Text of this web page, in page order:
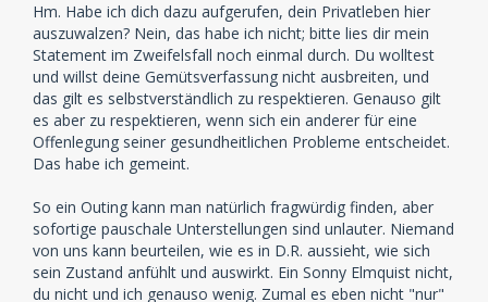
Hm. Habe ich dich dazu aufgerufen, dein Privatleben hier
auszuwalzen? Nein, das habe ich nicht; bitte lies dir mein
Statement im Zweifelsfall noch einmal durch. Du wolltest
und willst deine Gemütsverfassung nicht ausbreiten, und
das gilt es selbstverständlich zu respektieren. Genauso gilt
es aber zu respektieren, wenn sich ein anderer für eine
Offenlegung seiner gesundheitlichen Probleme entscheidet.
Das habe ich gemeint.
So ein Outing kann man natürlich fragwürdig finden, aber
sofortige pauschale Unterstellungen sind unlauter. Niemand
von uns kann beurteilen, wie es in D.R. aussieht, wie sich
sein Zustand anfühlt und auswirkt. Ein Sonny Elmquist nicht,
du nicht und ich genauso wenig. Zumal es eben nicht "nur"